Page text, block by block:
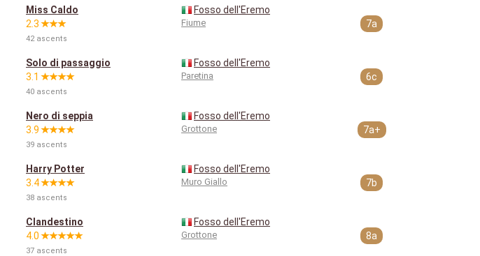
Miss Caldo
2.3
42 ascents
Fosso dell'Eremo
Fiume 7a
Solo di passaggio
3.1
40 ascents
Fosso dell'Eremo
Paretina 6c
Nero di seppia
3.9
39 ascents
Fosso dell'Eremo
Grottone 7a+
Harry Potter
3.4
38 ascents
Fosso dell'Eremo
Muro Giallo 7b
Clandestino
4.0
37 ascents
Fosso dell'Eremo
Grottone 8a